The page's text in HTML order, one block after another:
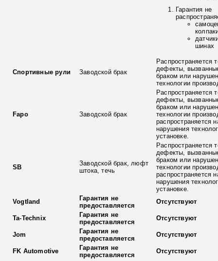
Гарантия не
шинах
Спортивные рули Заводской брак
Распространяется
дефекты,
браком или
технологии
Fapo Заводской брак
Распространяется
дефекты,
браком или
технологии
распространяется
нарушения
установке.
SB
Заводской брак, люфт
штока, течь
Распространяется
дефекты,
браком или
технологии
распространяется
нарушения
установке.
Vogtland
Гарантия не
предоставляется
Отсутствуют
Ta-Technix
Гарантия не
предоставляется
Отсутствуют
Jom
Гарантия не
предоставляется
Отсутствуют
FK Automotive
Гарантия не
предоставляется
Отсутствуют